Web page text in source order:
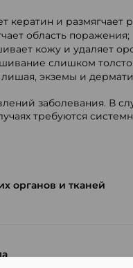
кератин и размягчает
область поражения;
кожу и удаляет
слишком
экземы и
заболевания. В
требуются
органов и тканей